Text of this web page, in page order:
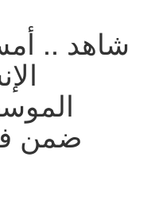
شاهد ..
ضمن